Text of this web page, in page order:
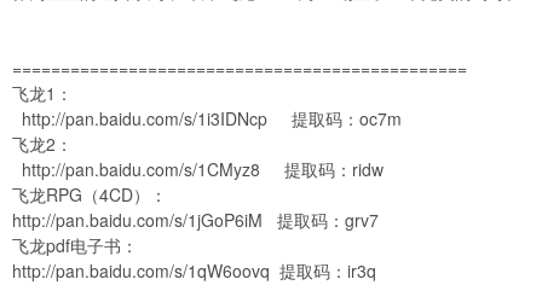
===============================================
飞龙1：
http://pan.baidu.com/s/1i3IDNcp 提取码：oc7m
飞龙2：
http://pan.baidu.com/s/1CMyz8 提取码：ridw
飞龙RPG（4CD）：
http://pan.baidu.com/s/1jGoP6iM 提取码：grv7
飞龙pdf电子书：
http://pan.baidu.com/s/1qW6oovq 提取码：ir3q